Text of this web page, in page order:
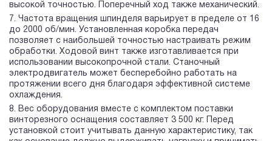
высокой точностью. Поперечный ход также механический.
Частота вращения шпинделя варьирует в пределе от 16
до 2000 об/мин. Установленная коробка передач
позволяет с наибольшей точностью настраивать режим
обработки. Ходовой винт также изготавливается при
использовании высокопрочной стали. Станочный
электродвигатель может бесперебойно работать на
протяжении всего дня благодаря эффективной системе
охлаждения.
Вес оборудования вместе с комплектом поставки
винторезного оснащения составляет 3 500 кг. Перед
установкой стоит учитывать данную характеристику, так